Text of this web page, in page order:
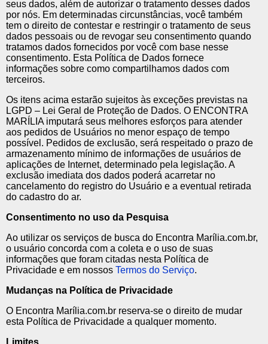
seus dados, além de autorizar o tratamento desses dados
por nós. Em determinadas circunstâncias, você também
tem o direito de contestar e restringir o tratamento de seus
dados pessoais ou de revogar seu consentimento quando
tratamos dados fornecidos por você com base nesse
consentimento. Esta Política de Dados fornece
informações sobre como compartilhamos dados com
terceiros.
Os itens acima estarão sujeitos às exceções previstas na
LGPD – Lei Geral de Proteção de Dados. O ENCONTRA
MARÍLIA imputará seus melhores esforços para atender
aos pedidos de Usuários no menor espaço de tempo
possível. Pedidos de exclusão, será respeitado o prazo de
armazenamento mínimo de informações de usuários de
aplicações de Internet, determinado pela legislação. A
exclusão imediata dos dados poderá acarretar no
cancelamento do registro do Usuário e a eventual retirada
do cadastro do ar.
Consentimento no uso da Pesquisa
Ao utilizar os serviços de busca do Encontra Marília.com.br,
o usuário concorda com a coleta e o uso de suas
informações que foram citadas nesta Política de
Privacidade e em nossos Termos do Serviço.
Mudanças na Política de Privacidade
O Encontra Marília.com.br reserva-se o direito de mudar
esta Política de Privacidade a qualquer momento.
Limites